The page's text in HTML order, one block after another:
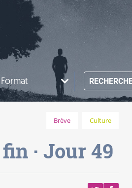
Format
Brève Culture
· Jour 49